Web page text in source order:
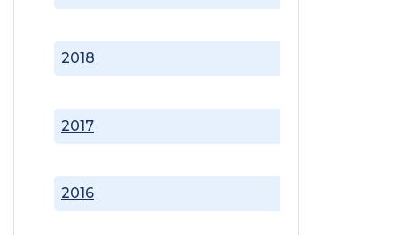
2016
2017
2018